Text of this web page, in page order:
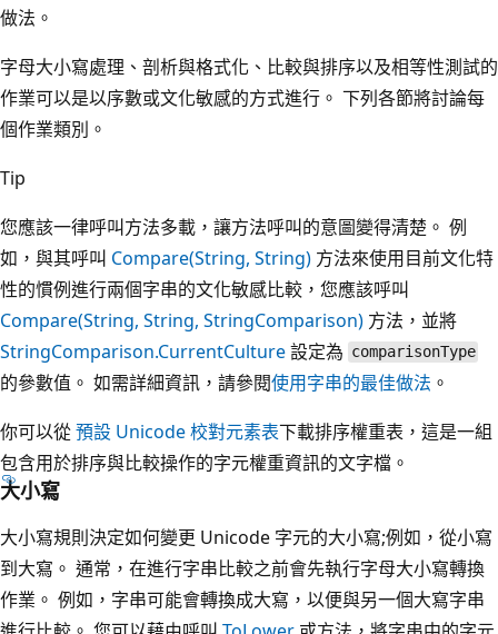
做法。
字母大小寫處理、剖析與格式化、比較與排序以及相等性測試的
作業可以是以序數或文化敏感的方式進行。 下列各節將討論每
個作業類別。
Tip
您應該一律呼叫方法多載，讓方法呼叫的意圖變得清楚。 例
如，與其呼叫 Compare(String, String) 方法來使用目前文化特
性的慣例進行兩個字串的文化敏感比較，您應該呼叫
Compare(String, String, StringComparison) 方法，並將
StringComparison.CurrentCulture設定為 comparisonType
的參數值。 如需詳細資訊，請參閱使用字串的最佳做法 。
你可以從預設 Unicode 校對元素表下載排序權重表，這是一組
包含用於排序與比較操作的字元權重資訊的文字檔。
大小寫
大小寫規則決定如何變更 Unicode 字元的大小寫;例如，從小寫
到大寫。 通常，在進行字串比較之前會先執行字母大小寫轉換
作業。 例如，字串可能會轉換成大寫，以便與另一個大寫字串